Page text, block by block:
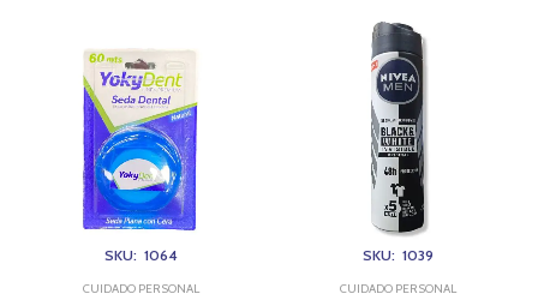
SKU: 1064
CUIDADO PERSONAL
DENT
MTS
cantidad
SKU: 1039
CUIDADO PERSONAL
AEROSOL